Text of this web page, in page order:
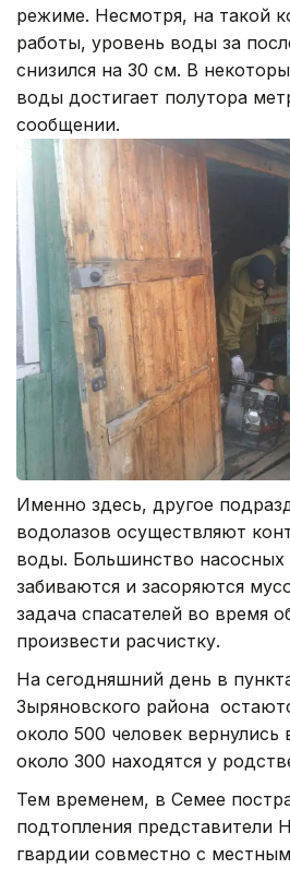
режиме. Несмотря, на такой
работы, уровень воды за
снизился на 30 см. В
воды достигает полутора
сообщении.
Именно здесь, другое
водолазов осуществляют
воды. Большинство насосных
забиваются и засоряются
задача спасателей во время
произвести расчистку.
На сегодняшний день в
Зыряновского района
около 500 человек
около 300 находятся у
Тем временем, в Семее
подтопления представители
гвардии совместно с